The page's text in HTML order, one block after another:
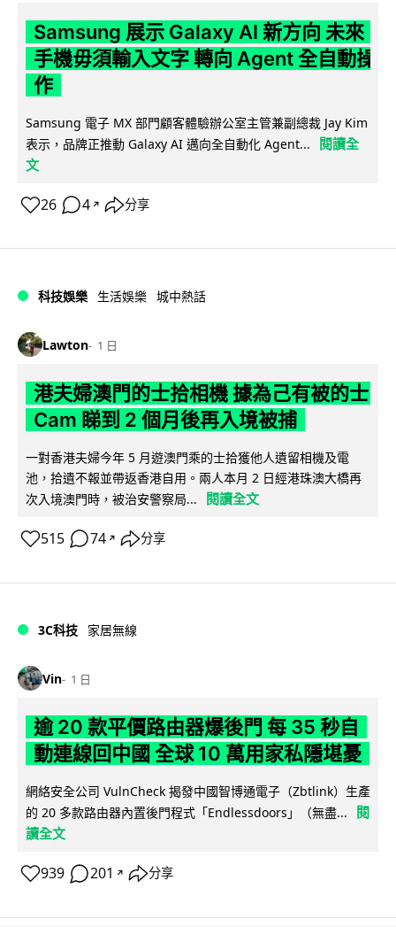
Samsung 展示 Galaxy AI 新方向 未來
手機毋須輸入文字 轉向 Agent 全自動操
作
Samsung 電子 MX 部門顧客體驗辦公室主管兼副總裁 Jay Kim
表示，品牌正推動 Galaxy AI 邁向全自動化 Agent...
閱讀全
文
26 4 ↗ 分享
科技娛樂 生活娛樂 城中熱話
Lawton 1 日
港夫婦澳門的士拾相機 據為己有被的士
Cam 睇到 2 個月後再入境被捕
一對香港夫婦今年 5 月遊澳門乘的士拾獲他人遺留相機及電
池，拾遺不報並帶返香港自用。兩人本月 2 日經港珠澳大橋再
次入境澳門時，被治安警察局...
閱讀全文
515 74 ↗ 分享
3C科技 家居無線
Vin 1 日
逾 20 款平價路由器爆後門 每 35 秒自
動連線回中國 全球 10 萬用家私隱堪憂
網絡安全公司 VulnCheck 揭發中國智博通電子（Zbtlink）生產
的 20 多款路由器內置後門程式「Endlessdoors」（無盡...
閱
讀全文
939 201 ↗ 分享